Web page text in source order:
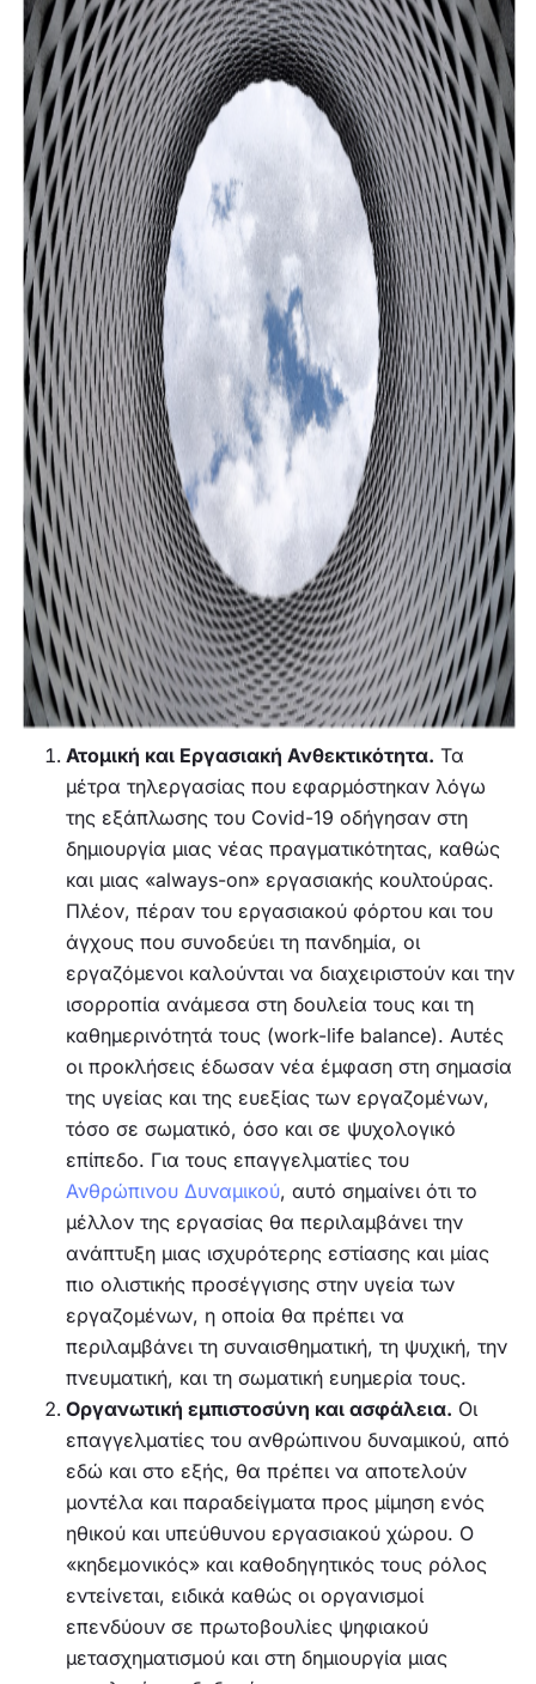
Ατομική και Εργασιακή Ανθεκτικότητα. Τα
μέτρα τηλεργασίας που εφαρμόστηκαν λόγω
της εξάπλωσης του Covid-19 οδήγησαν στη
δημιουργία μιας νέας πραγματικότητας, καθώς
και μιας «always-on» εργασιακής κουλτούρας.
Πλέον, πέραν του εργασιακού φόρτου και του
άγχους που συνοδεύει τη πανδημία, οι
εργαζόμενοι καλούνται να διαχειριστούν και την
ισορροπία ανάμεσα στη δουλεία τους και τη
καθημερινότητά τους (work-life balance). Αυτές
οι προκλήσεις έδωσαν νέα έμφαση στη σημασία
της υγείας και της ευεξίας των εργαζομένων,
τόσο σε σωματικό, όσο και σε ψυχολογικό
επίπεδο. Για τους επαγγελματίες του
Ανθρώπινου Δυναμικού, αυτό σημαίνει ότι το
μέλλον της εργασίας θα περιλαμβάνει την
ανάπτυξη μιας ισχυρότερης εστίασης και μίας
πιο ολιστικής προσέγγισης στην υγεία των
εργαζομένων, η οποία θα πρέπει να
περιλαμβάνει τη συναισθηματική, τη ψυχική, την
πνευματική, και τη σωματική ευημερία τους.
Οργανωτική εμπιστοσύνη και ασφάλεια. Οι
επαγγελματίες του ανθρώπινου δυναμικού, από
εδώ και στο εξής, θα πρέπει να αποτελούν
μοντέλα και παραδείγματα προς μίμηση ενός
ηθικού και υπεύθυνου εργασιακού χώρου. Ο
«κηδεμονικός» και καθοδηγητικός τους ρόλος
εντείνεται, ειδικά καθώς οι οργανισμοί
επενδύουν σε πρωτοβουλίες ψηφιακού
μετασχηματισμού και στη δημιουργία μιας